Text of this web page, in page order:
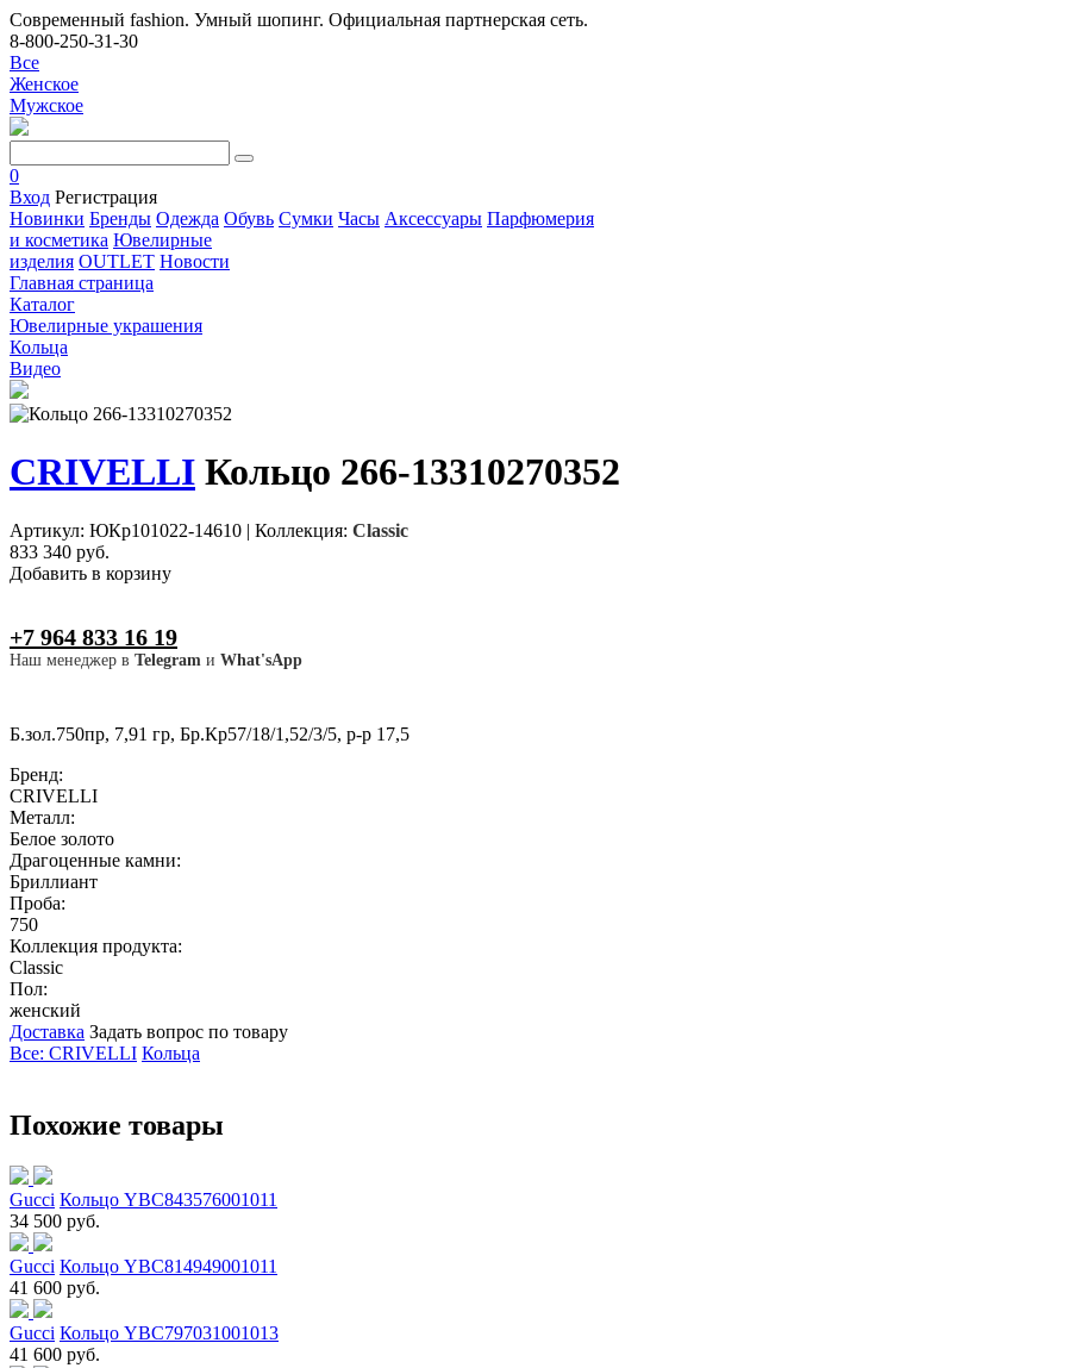
Современный fashion. Умный шопинг. Официальная партнерская сеть.
8-800-250-31-30
Все
Женское
Мужское
0
Вход Регистрация
Новинки Бренды Одежда Обувь Сумки Часы Аксессуары Парфюмерия
и косметика Ювелирные
изделия OUTLET Новости
Главная страница
Каталог
Ювелирные украшения
Кольца
Видео
CRIVELLI Кольцо 266-13310270352
Артикул: ЮКр101022-14610 | Коллекция: Classic
833 340 руб.
Добавить в корзину
+7 964 833 16 19
Наш менеджер в Telegram и What'sApp
Б.зол.750пр, 7,91 гр, Бр.Кр57/18/1,52/3/5, р-р 17,5
Бренд:
CRIVELLI
Металл:
Белое золото
Драгоценные камни:
Бриллиант
Проба:
750
Коллекция продукта:
Classic
Пол:
женский
Доставка Задать вопрос по товару
Все: CRIVELLI Кольца
Похожие товары
Gucci Кольцо YBC843576001011
34 500 руб.
Gucci Кольцо YBC814949001011
41 600 руб.
Gucci Кольцо YBC797031001013
41 600 руб.